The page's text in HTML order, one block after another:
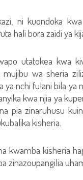
ni kuondoka
hali bora zaidi ya
utatokea kwa
wa sheria
nchi fulani bila
kwa njia ya
pia zinaruhusu
kisheria.
kwamba kisheria
zinazoupangilia